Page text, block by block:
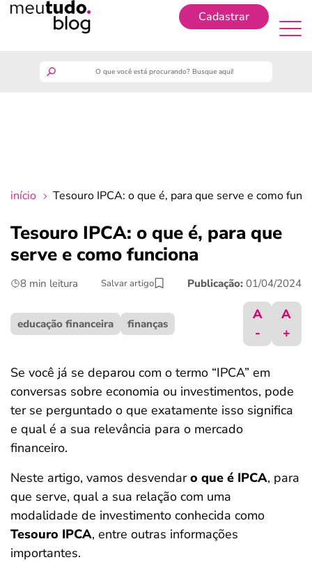
Cadastrar
crédito fácil
últimas notícias
ferramentas
início Tesouro IPCA: o que é, para que serve e como
Tesouro IPCA: o que é, para que
serve e como funciona
8 min leitura Salvar artigo Publicação: 01/04/2024
educação financeira finanças
A
-
A
+
Se você já se deparou com o termo “IPCA” em
conversas sobre economia ou investimentos, pode
ter se perguntado o que exatamente isso significa
e qual é a sua relevância para o mercado
financeiro.
Neste artigo, vamos desvendaro que é IPCA, para
que serve, qual a sua relação com uma
modalidade de investimento conhecida como
Tesouro IPCA, entre outras informações
importantes.